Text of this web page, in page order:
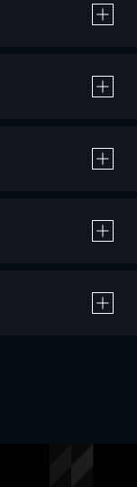
の購入 / レンタルです。
％のポイント還元です。